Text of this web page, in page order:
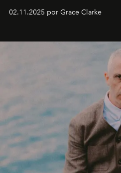
02.11.2025 por Grace Clarke